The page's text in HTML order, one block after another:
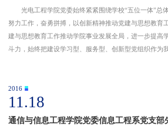
光电工程学院党委始终紧紧围绕学校“五位一体”总体
努力工作，奋勇拼搏，以创新精神推动党建与思想教育
建与思想教育工作推动学院事业发展全局，进一步提高
斗力，始终把建设学习型、服务型、创新型党组织作为
2016
11.18
通信与信息工程学院党委信息工程系党支部